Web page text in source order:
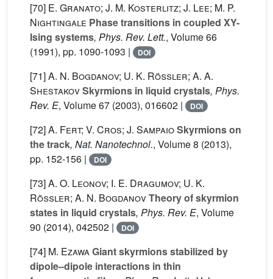
[70] E. Granato; J. M. Kosterlitz; J. Lee; M. P.
Nightingale Phase transitions in coupled XY-
Ising systems, Phys. Rev. Lett., Volume 66
(1991), pp. 1090-1093 |
DOI
[71]A. N. Bogdanov; U. K. Rößler; A. A.
ShestakovSkyrmions in liquid crystals, Phys.
Rev. E, Volume 67 (2003), 016602 | DOI
[72]A. Fert; V. Cros; J. SampaioSkyrmions on
the track, Nat. Nanotechnol., Volume 8 (2013),
pp. 152-156 |
DOI
[73]A. O. Leonov; I. E. Dragumov; U. K.
Rößler; A. N. BogdanovTheory of skyrmion
states in liquid crystals, Phys. Rev. E, Volume
90 (2014), 042502 | DOI
[74] M. EzawaGiant skyrmions stabilized by
dipole–dipole interactions in thin